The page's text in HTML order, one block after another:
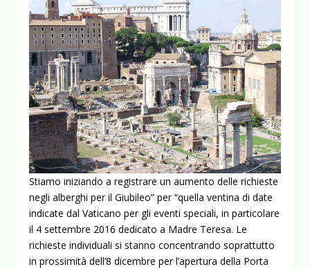
Stiamo iniziando a registrare un aumento delle richieste
negli alberghi per il Giubileo” per “quella ventina di date
indicate dal Vaticano per gli eventi speciali, in particolare
il 4 settembre 2016 dedicato a Madre Teresa. Le
richieste individuali si stanno concentrando soprattutto
in prossimità dell’8 dicembre per l’apertura della Porta